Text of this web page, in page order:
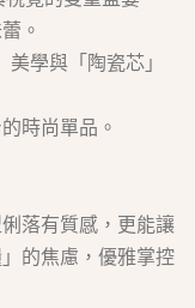
。
學與「陶瓷芯」
時尚單品。
落有質感，更能讓
的焦慮，優雅掌控